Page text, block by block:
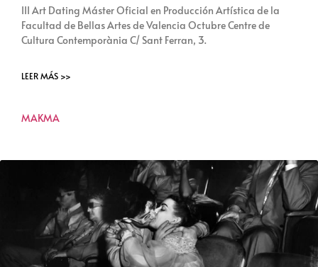
III Art Dating Máster Oficial en Producción Artística de la
Facultad de Bellas Artes de Valencia Octubre Centre de
Cultura Contemporània C/ Sant Ferran, 3.
LEER MÁS >>
MAKMA